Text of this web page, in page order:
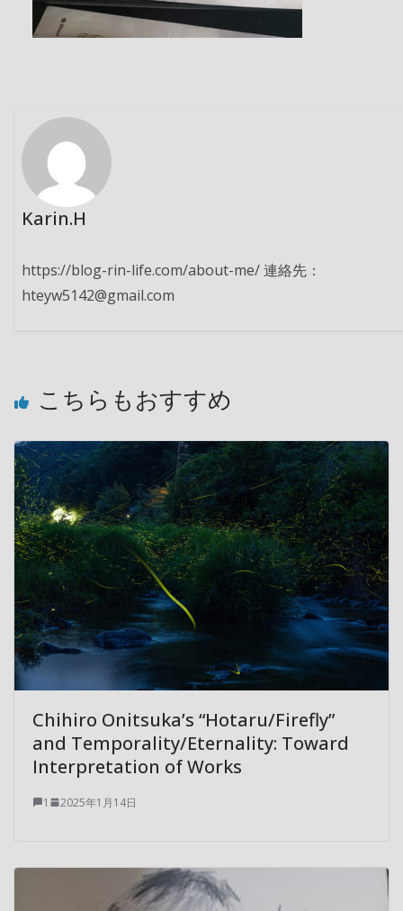
Karin.H
https://blog-rin-life.com/about-me/ 連絡先：
hteyw5142@gmail.com
こちらもおすすめ
Chihiro Onitsuka’s “Hotaru/Firefly”
and Temporality/Eternality: Toward
Interpretation of Works
1 2025年1月14日